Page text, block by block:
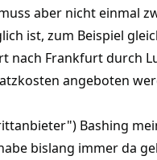
aber nicht einmal
ist, zum Beispiel
nach Frankfurt durch
angeboten
Bashing
bislang immer da